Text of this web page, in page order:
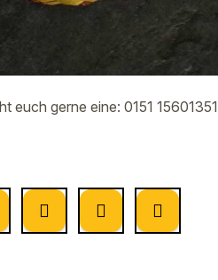
euch gerne eine: 0151 15601351